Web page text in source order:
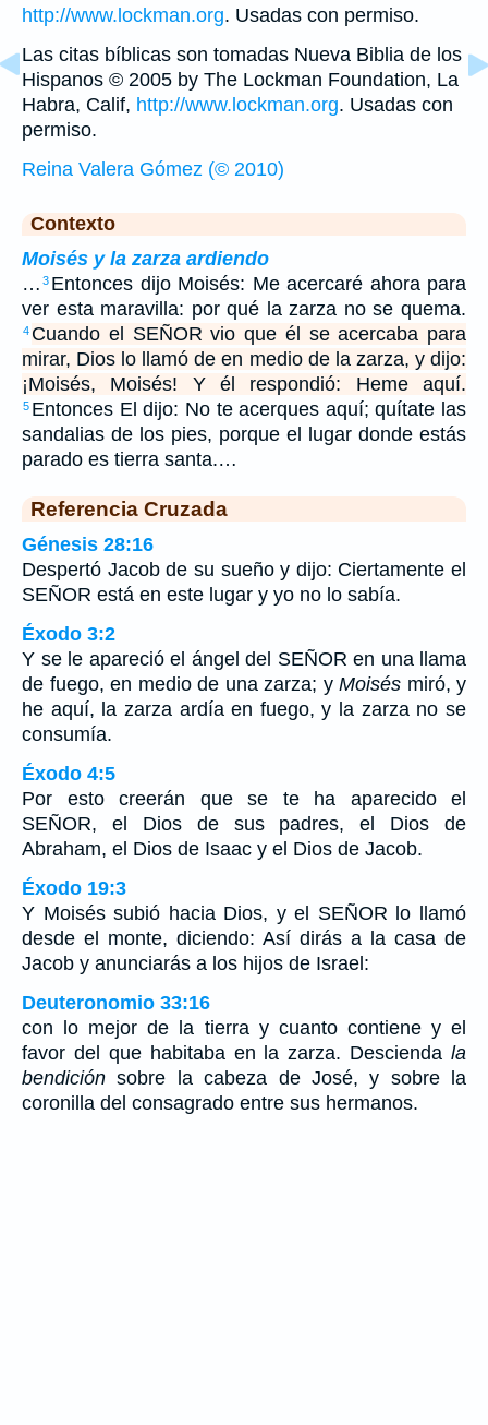
http://www.lockman.org. Usadas con permiso.
Las citas bíblicas son tomadas Nueva Biblia de los
Hispanos © 2005 by The Lockman Foundation, La
Habra, Calif, http://www.lockman.org. Usadas con
permiso.
Reina Valera Gómez (© 2010)
Contexto
Moisés y la zarza ardiendo
… 3 Entonces dijo Moisés: Me acercaré ahora para
ver esta maravilla: por qué la zarza no se quema.
4 Cuando el SEÑOR vio que él se acercaba para
mirar, Dios lo llamó de en medio de la zarza, y dijo:
¡Moisés, Moisés! Y él respondió: Heme aquí.
5 Entonces El dijo: No te acerques aquí; quítate las
sandalias de los pies, porque el lugar donde estás
parado es tierra santa.…
Referencia Cruzada
Génesis 28:16
Despertó Jacob de su sueño y dijo: Ciertamente el
SEÑOR está en este lugar y yo no lo sabía.
Éxodo 3:2
Y se le apareció el ángel del SEÑOR en una llama
de fuego, en medio de una zarza; y Moisés miró, y
he aquí, la zarza ardía en fuego, y la zarza no se
consumía.
Éxodo 4:5
Por esto creerán que se te ha aparecido el
SEÑOR, el Dios de sus padres, el Dios de
Abraham, el Dios de Isaac y el Dios de Jacob.
Éxodo 19:3
Y Moisés subió hacia Dios, y el SEÑOR lo llamó
desde el monte, diciendo: Así dirás a la casa de
Jacob y anunciarás a los hijos de Israel:
Deuteronomio 33:16
con lo mejor de la tierra y cuanto contiene y el
favor del que habitaba en la zarza. Descienda la
bendición sobre la cabeza de José, y sobre la
coronilla del consagrado entre sus hermanos.